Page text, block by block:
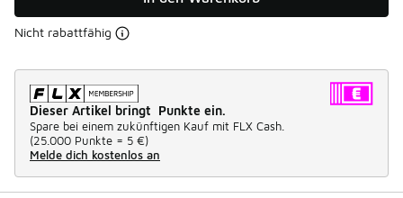
Nicht rabattfähig
Dieser Artikel bringt Punkte ein.
Spare bei einem zukünftigen Kauf mit FLX Cash.
(25.000 Punkte = 5 €)
Melde dich kostenlos an